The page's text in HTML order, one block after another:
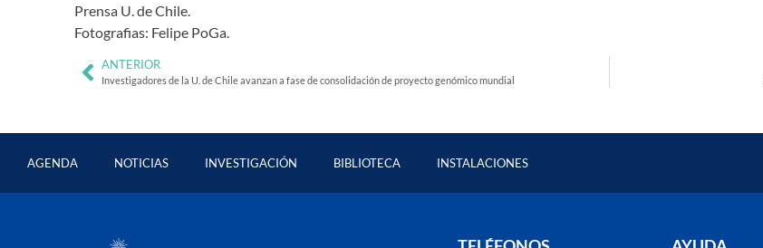
Prensa U. de Chile.
Fotografias: Felipe PoGa.
ANTERIOR
Investigadores de la U. de Chile avanzan a fase de consolidación de proyecto genómico mundial
AGENDA NOTICIAS INVESTIGACIÓN BIBLIOTECA INSTALACIONES